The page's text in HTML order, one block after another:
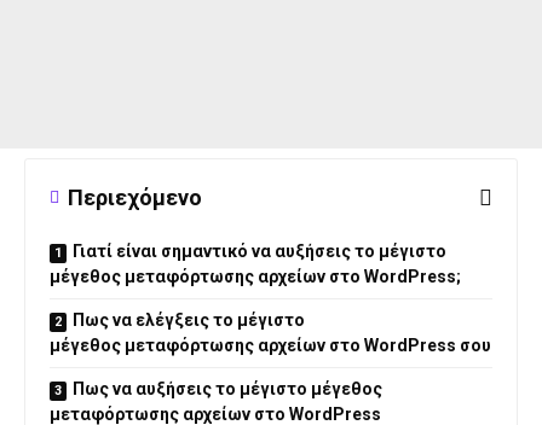
Περιεχόμενο
Γιατί είναι σημαντικό να αυξήσεις το μέγιστο
μέγεθος μεταφόρτωσης αρχείων στο WordPress;
Πως να ελέγξεις το μέγιστο
μέγεθος μεταφόρτωσης αρχείων στο WordPress σου
Πως να αυξήσεις το μέγιστο μέγεθος
μεταφόρτωσης αρχείων στο WordPress